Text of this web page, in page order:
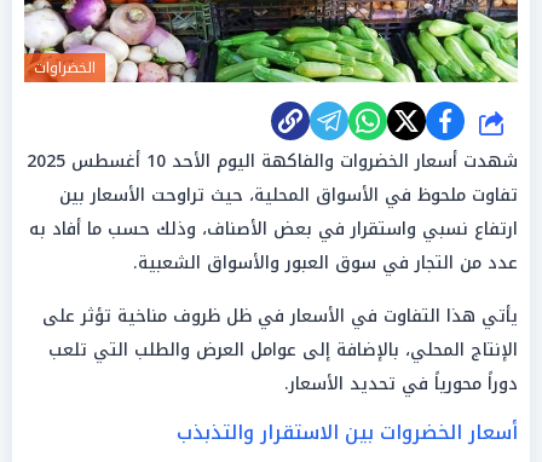
الخضراوات
شارك
شهدت أسعار الخضروات والفاكهة اليوم الأحد 10 أغسطس 2025
تفاوت ملحوظ في الأسواق المحلية، حيث تراوحت الأسعار بين
ارتفاع نسبي واستقرار في بعض الأصناف، وذلك حسب ما أفاد به
عدد من التجار في سوق العبور والأسواق الشعبية.
يأتي هذا التفاوت في الأسعار في ظل ظروف مناخية تؤثر على
الإنتاج المحلي، بالإضافة إلى عوامل العرض والطلب التي تلعب
دوراً محورياً في تحديد الأسعار.
أسعار الخضروات بين الاستقرار والتذبذب